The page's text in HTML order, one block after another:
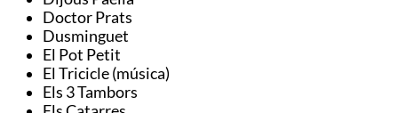
Doctor Prats
Dusminguet
El Pot Petit
El Tricicle (música)
Els 3 Tambors